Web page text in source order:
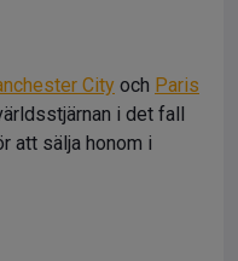
City och Paris
i det fall
att sälja honom i